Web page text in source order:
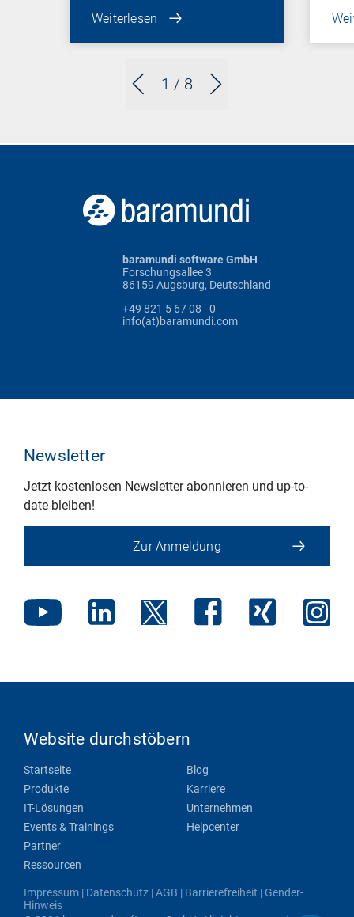
1 / 8
Weiterlesen
baramundi software GmbH
Forschungsallee 3
86159 Augsburg, Deutschland
+49 821 5 67 08 - 0
info(at)baramundi.com
Newsletter
Jetzt kostenlosen Newsletter abonnieren und up-to-
date bleiben!
Zur Anmeldung
Website durchstöbern
Startseite
Produkte
IT-Lösungen
Events & Trainings
Partner
Ressourcen
Blog
Karriere
Unternehmen
Helpcenter
Impressum | Datenschutz |AGB | Barrierefreiheit | Gender-
Hinweis